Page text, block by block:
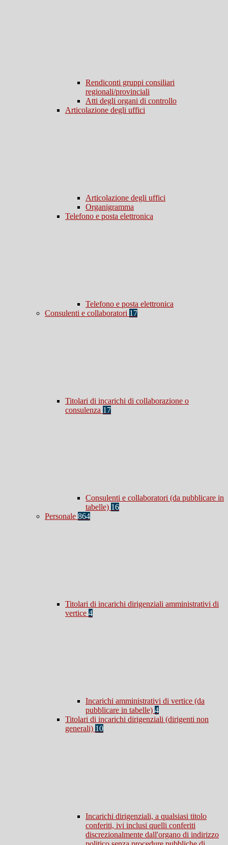
Rendiconti gruppi consiliari
regionali/provinciali
Atti degli organi di controllo
Articolazione degli uffici
Articolazione degli uffici
Organigramma
Telefono e posta elettronica
Telefono e posta elettronica
Consulenti e collaboratori 17
Titolari di incarichi di collaborazione o
consulenza 17
Consulenti e collaboratori (da pubblicare in
tabelle) 16
Personale 864
Titolari di incarichi dirigenziali amministrativi di
vertice 4
Incarichi amministrativi di vertice (da
pubblicare in tabelle) 4
Titolari di incarichi dirigenziali (dirigenti non
generali) 10
Incarichi dirigenziali, a qualsiasi titolo
conferiti, ivi inclusi quelli conferiti
discrezionalmente dall'organo di indirizzo